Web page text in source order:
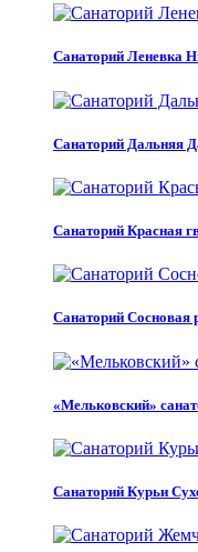
Санаторий Леневка
Санаторий Дальняя
Санаторий Красная
Санаторий Сосновая
«Мельковский»
Санаторий Курьи